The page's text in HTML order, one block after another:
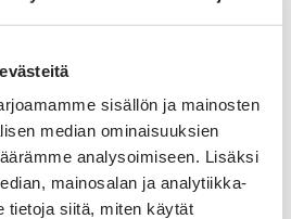
sisällön ja mainosten
median ominaisuuksien
analysoimiseen. Lisäksi
mainosalan ja analytiikka-
tietoja siitä, miten käytät